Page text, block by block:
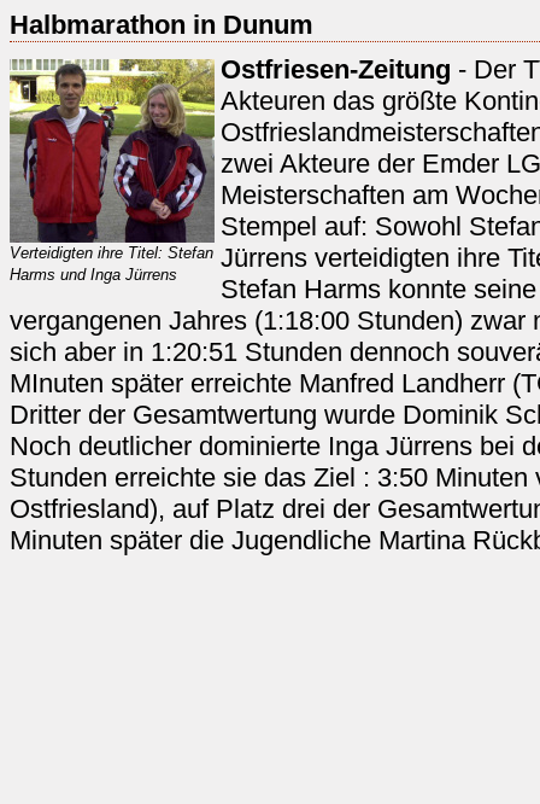
Halbmarathon in Dunum
Verteidigten ihre Titel: Stefan
Harms und Inga Jürrens
Ostfriesen-Zeitung - Der
Akteuren das größte
zwei Akteure der Emder
Meisterschaften am
Stempel auf: Sowohl
Jürrens verteidigten ihre
Stefan Harms konnte
vergangenen Jahres (1:18:00 Stunden) zwar
sich aber in 1:20:51 Stunden dennoch
MInuten später erreichte Manfred Landherr
Dritter der Gesamtwertung wurde Dominik
Noch deutlicher dominierte Inga Jürrens bei
Stunden erreichte sie das Ziel : 3:50 Minuten
Ostfriesland), auf Platz drei der
Minuten später die Jugendliche Martina